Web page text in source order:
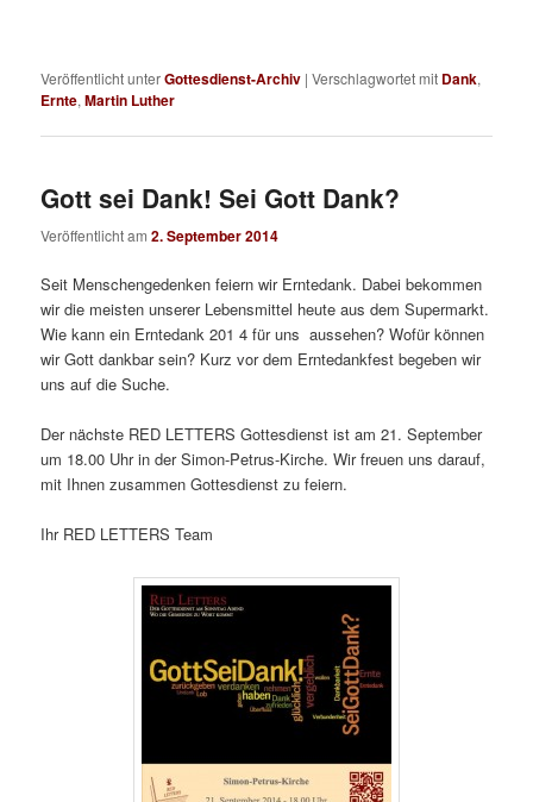
Veröffentlicht unterGottesdienst-Archiv |Verschlagwortet mit Dank,
Ernte,Martin Luther
Gott sei Dank! Sei Gott Dank?
Veröffentlicht am2. September 2014
Seit Menschengedenken feiern wir Erntedank. Dabei bekommen
wir die meisten unserer Lebensmittel heute aus dem Supermarkt.
Wie kann ein Erntedank 201 4 für uns aussehen? Wofür können
wir Gott dankbar sein? Kurz vor dem Erntedankfest begeben wir
uns auf die Suche.
Der nächste RED LETTERS Gottesdienst ist am 21. September
um 18.00 Uhr in der Simon-Petrus-Kirche. Wir freuen uns darauf,
mit Ihnen zusammen Gottesdienst zu feiern.
Ihr RED LETTERS Team